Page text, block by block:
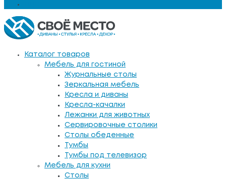
Каталог товаров
Мебель для гостиной
Журнальные столы
Зеркальная мебель
Кресла и диваны
Кресла-качалки
Лежанки для животных
Сервировочные столики
Столы обеденные
Тумбы
Тумбы под телевизор
Мебель для кухни
Столы